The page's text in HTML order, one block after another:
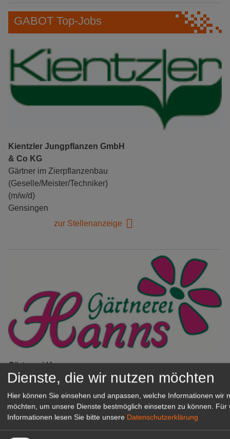
GABOT Top-Jobs
Kientzler Jungpflanzen GmbH
& Co KG
Gärtner im Zierpflanzenbau
(Geselle/Meister/Techniker)
(m/w/d)
Gensingen
zur Stellenanzeige
Gärtnerei Hanns
Mitarbeiter (m/w/d) für unsere
Herongen
zur Stellenanzeige
Dienste, die wir nutzen möchten
Hier können Sie einsehen und anpassen, welche Informationen wir
möchten, um unsere Dienste bestmöglich einsetzen zu können.
Für
Informationen lesen Sie bitte unsere Datenschutzerklärung